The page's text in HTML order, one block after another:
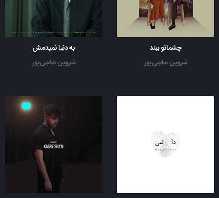
چشماتو ببند
شروین حاجی‌پور
به دنیا نمیدمش
شروین حاجی‌پور